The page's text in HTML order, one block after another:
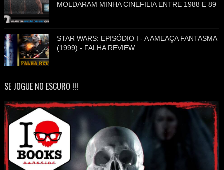
MOLDARAM MINHA CINEFILIA ENTRE 1988 E 89
STAR WARS: EPISÓDIO I - A AMEAÇA FANTASMA
(1999) - FALHA REVIEW
SE JOGUE NO ESCURO !!!